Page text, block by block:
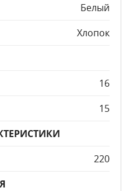
Белый
Хлопок
16
15
220